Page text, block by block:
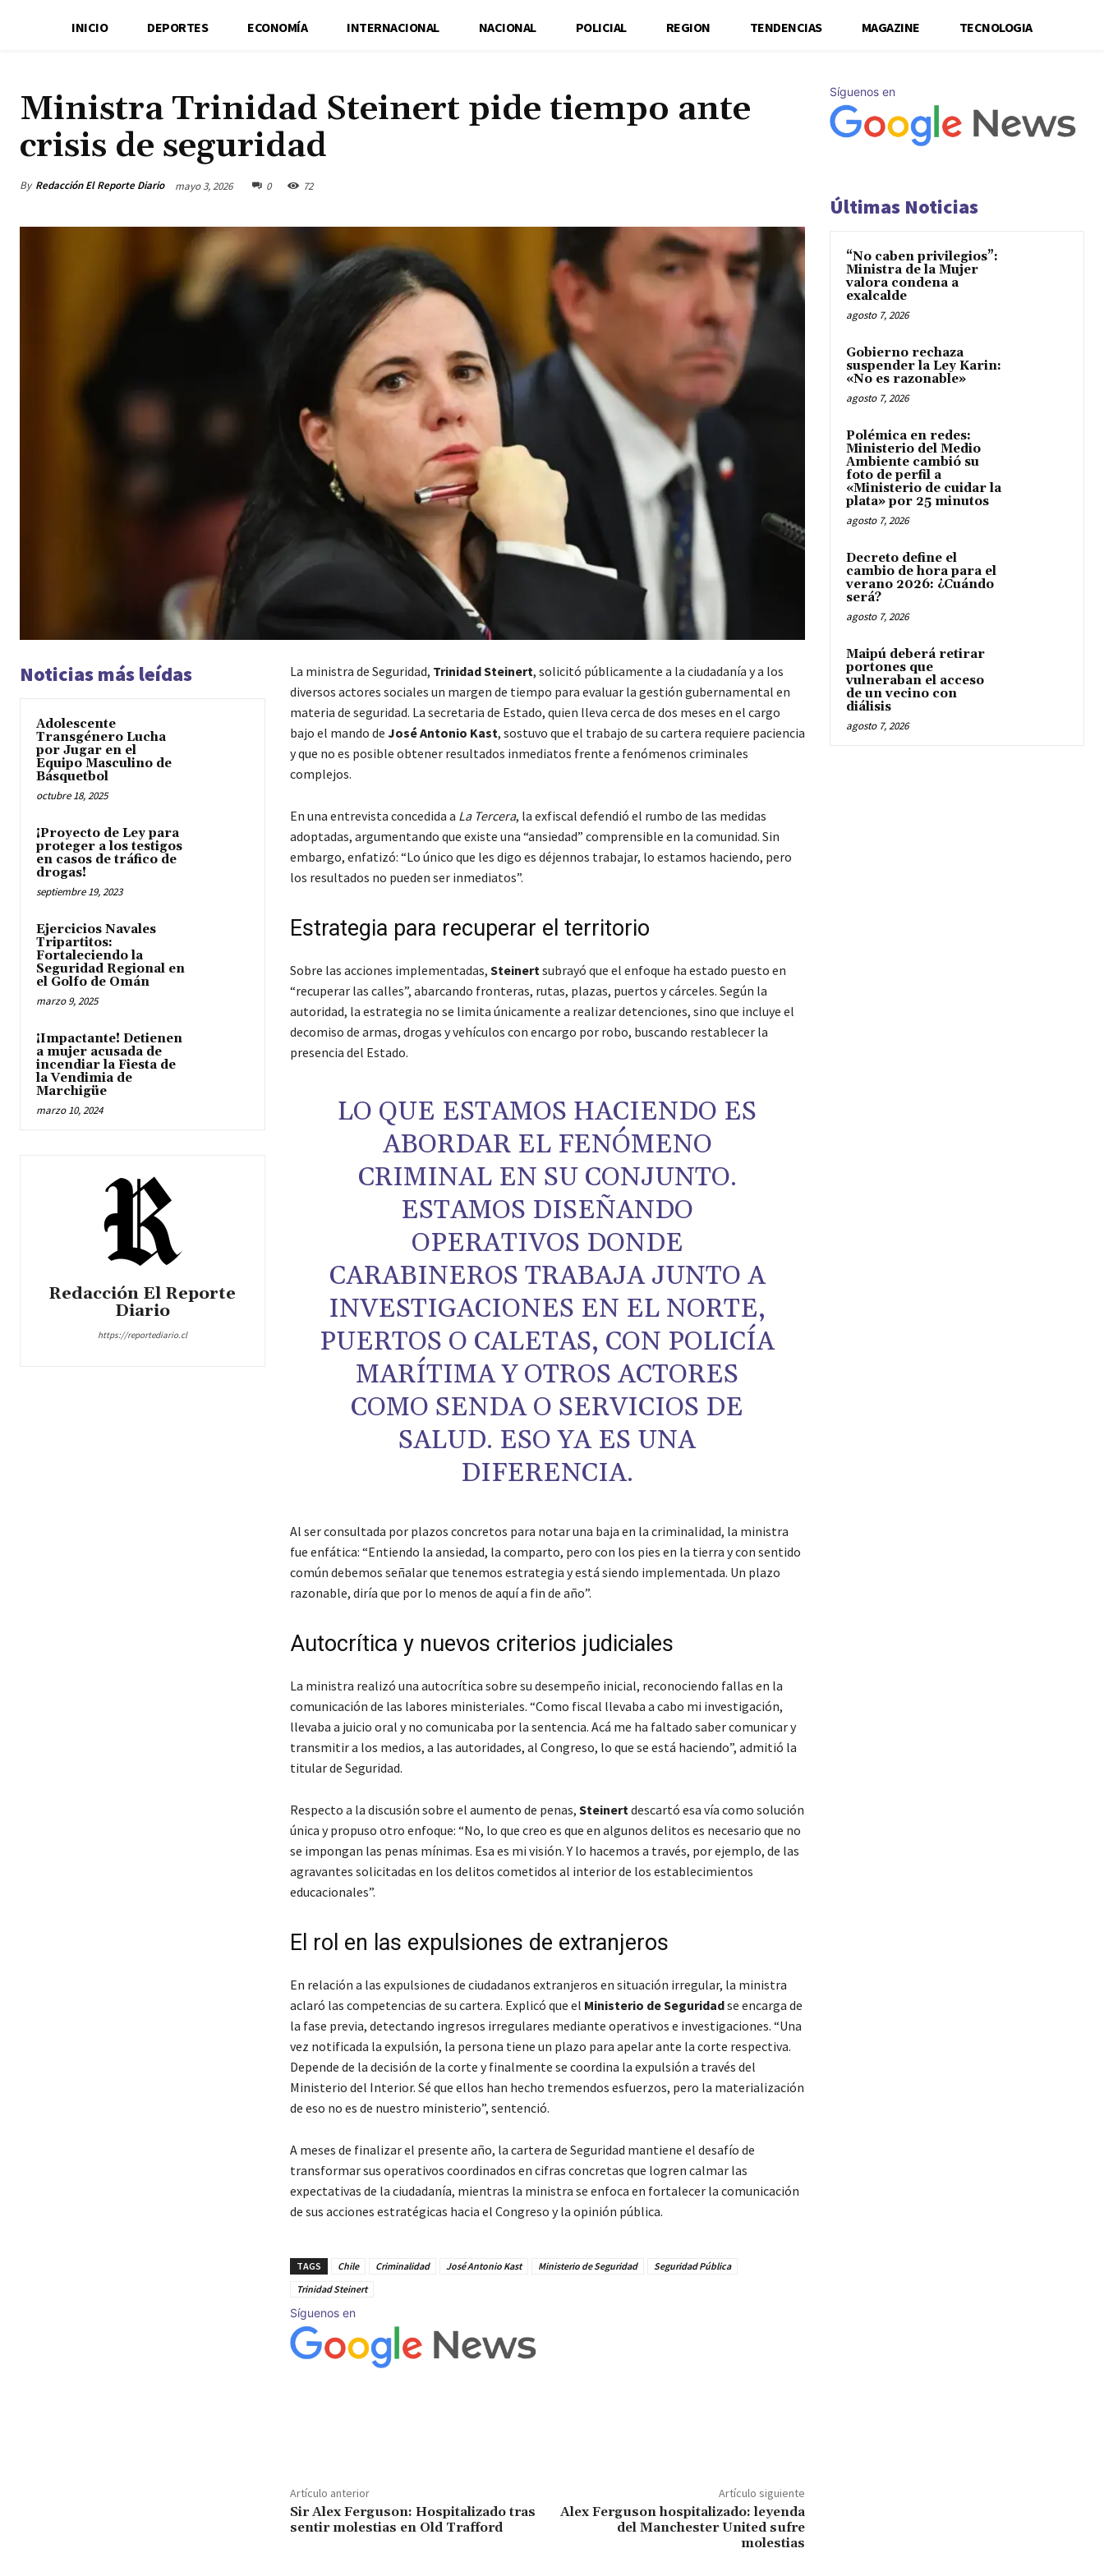
INICIO DEPORTES ECONOMÍA INTERNACIONAL NACIONAL POLICIAL REGION TENDENCIAS MAGAZINE TECNOLOGIA
Ministra Trinidad Steinert pide tiempo ante
crisis de seguridad
By Redacción El Reporte Diario mayo 3, 2026 0 72
Noticias más leídas
Adolescente
Transgénero Lucha
por Jugar en el
Equipo Masculino de
Básquetbol
octubre 18, 2025
¡Proyecto de Ley para
proteger a los testigos
en casos de tráfico de
drogas!
septiembre 19, 2023
Ejercicios Navales
Tripartitos:
Fortaleciendo la
Seguridad Regional en
el Golfo de Omán
marzo 9, 2025
¡Impactante! Detienen
a mujer acusada de
incendiar la Fiesta de
la Vendimia de
Marchigüe
marzo 10, 2024
Redacción El Reporte
Diario
https://reportediario.cl
La ministra de Seguridad, Trinidad Steinert, solicitó públicamente a la ciudadanía y a los
diversos actores sociales un margen de tiempo para evaluar la gestión gubernamental en
materia de seguridad. La secretaria de Estado, quien lleva cerca de dos meses en el cargo
bajo el mando de José Antonio Kast, sostuvo que el trabajo de su cartera requiere paciencia
y que no es posible obtener resultados inmediatos frente a fenómenos criminales
complejos.
En una entrevista concedida a La Tercera, la exfiscal defendió el rumbo de las medidas
adoptadas, argumentando que existe una “ansiedad” comprensible en la comunidad. Sin
embargo, enfatizó: “Lo único que les digo es déjennos trabajar, lo estamos haciendo, pero
los resultados no pueden ser inmediatos”.
Estrategia para recuperar el territorio
Sobre las acciones implementadas, Steinertsubrayó que el enfoque ha estado puesto en
“recuperar las calles”, abarcando fronteras, rutas, plazas, puertos y cárceles. Según la
autoridad, la estrategia no se limita únicamente a realizar detenciones, sino que incluye el
decomiso de armas, drogas y vehículos con encargo por robo, buscando restablecer la
presencia del Estado.
LO QUE ESTAMOS HACIENDO ES
ABORDAR EL FENÓMENO
CRIMINAL EN SU CONJUNTO.
ESTAMOS DISEÑANDO
OPERATIVOS DONDE
CARABINEROS TRABAJA JUNTO A
INVESTIGACIONES EN EL NORTE,
PUERTOS O CALETAS, CON POLICÍA
MARÍTIMA Y OTROS ACTORES
COMO SENDA O SERVICIOS DE
SALUD. ESO YA ES UNA
DIFERENCIA.
Al ser consultada por plazos concretos para notar una baja en la criminalidad, la ministra
fue enfática: “Entiendo la ansiedad, la comparto, pero con los pies en la tierra y con sentido
común debemos señalar que tenemos estrategia y está siendo implementada. Un plazo
razonable, diría que por lo menos de aquí a fin de año”.
Autocrítica y nuevos criterios judiciales
La ministra realizó una autocrítica sobre su desempeño inicial, reconociendo fallas en la
comunicación de las labores ministeriales. “Como fiscal llevaba a cabo mi investigación,
llevaba a juicio oral y no comunicaba por la sentencia. Acá me ha faltado saber comunicar y
transmitir a los medios, a las autoridades, al Congreso, lo que se está haciendo”, admitió la
titular de Seguridad.
Respecto a la discusión sobre el aumento de penas, Steinertdescartó esa vía como solución
única y propuso otro enfoque: “No, lo que creo es que en algunos delitos es necesario que no
se impongan las penas mínimas. Esa es mi visión. Y lo hacemos a través, por ejemplo, de las
agravantes solicitadas en los delitos cometidos al interior de los establecimientos
educacionales”.
El rol en las expulsiones de extranjeros
En relación a las expulsiones de ciudadanos extranjeros en situación irregular, la ministra
aclaró las competencias de su cartera. Explicó que el Ministerio de Seguridadse encarga de
la fase previa, detectando ingresos irregulares mediante operativos e investigaciones. “Una
vez notificada la expulsión, la persona tiene un plazo para apelar ante la corte respectiva.
Depende de la decisión de la corte y finalmente se coordina la expulsión a través del
Ministerio del Interior. Sé que ellos han hecho tremendos esfuerzos, pero la materialización
de eso no es de nuestro ministerio”, sentenció.
A meses de finalizar el presente año, la cartera de Seguridad mantiene el desafío de
transformar sus operativos coordinados en cifras concretas que logren calmar las
expectativas de la ciudadanía, mientras la ministra se enfoca en fortalecer la comunicación
de sus acciones estratégicas hacia el Congreso y la opinión pública.
TAGS Chile Criminalidad José Antonio Kast Ministerio de Seguridad
Seguridad Pública
Trinidad Steinert
Síguenos en
Artículo anterior
Sir Alex Ferguson: Hospitalizado tras
sentir molestias en Old Trafford
Artículo siguiente
Alex Ferguson hospitalizado: leyenda
del Manchester United sufre
molestias
Síguenos en
Últimas Noticias
“No caben privilegios”:
Ministra de la Mujer
valora condena a
exalcalde
agosto 7, 2026
Gobierno rechaza
suspender la Ley Karin:
«No es razonable»
agosto 7, 2026
Polémica en redes:
Ministerio del Medio
Ambiente cambió su
foto de perfil a
«Ministerio de cuidar la
plata» por 25 minutos
agosto 7, 2026
Decreto define el
cambio de hora para el
verano 2026: ¿Cuándo
será?
agosto 7, 2026
Maipú deberá retirar
portones que
vulneraban el acceso
de un vecino con
diálisis
agosto 7, 2026